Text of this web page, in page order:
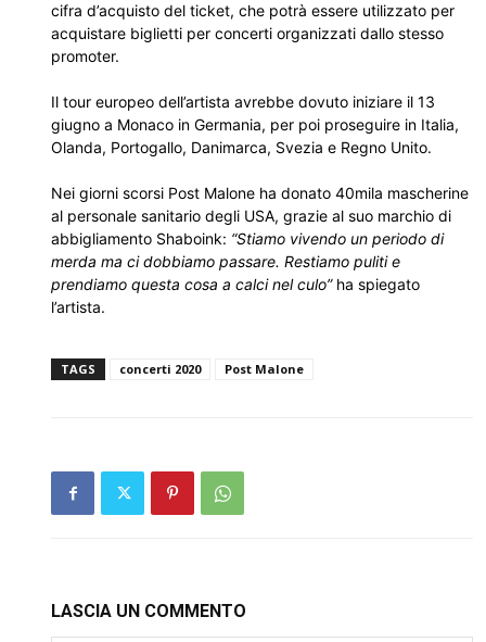
cifra d’acquisto del ticket, che potrà essere utilizzato per
acquistare biglietti per concerti organizzati dallo stesso
promoter.
Il tour europeo dell’artista avrebbe dovuto iniziare il 13
giugno a Monaco in Germania, per poi proseguire in Italia,
Olanda, Portogallo, Danimarca, Svezia e Regno Unito.
Nei giorni scorsi Post Malone ha donato 40mila mascherine
al personale sanitario degli USA, grazie al suo marchio di
abbigliamento Shaboink: “Stiamo vivendo un periodo di
merda ma ci dobbiamo passare. Restiamo puliti e
prendiamo questa cosa a calci nel culo”ha spiegato
l’artista.
TAGS concerti 2020 Post Malone
LASCIA UN COMMENTO